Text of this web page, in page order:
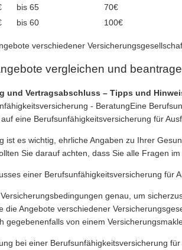
bis 65
70€
bis 60 100€
verschiedener
vergleichen und
und Vertragsabschluss – Tipps und
Eine
eine Berufsunfähigkeitsversicherung für
ist es wichtig, ehrliche Angaben zu Ihrer
Sie darauf achten, dass Sie alle Fragen
einer Berufsunfähigkeitsversicherung für
genau, um
die Angebote verschiedener
gegebenenfalls von einem
bei einer Berufsunfähigkeitsversicherung